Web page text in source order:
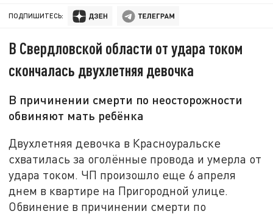
ПОДПИШИТЕСЬ:
В Свердловской области от удара током
скончалась двухлетняя девочка
В причинении смерти по неосторожности
обвиняют мать ребёнка
Двухлетняя девочка в Красноуральске
схватилась за оголённые провода и умерла от
удара током. ЧП произошло еще 6 апреля
днем в квартире на Пригородной улице.
Обвинение в причинении смерти по